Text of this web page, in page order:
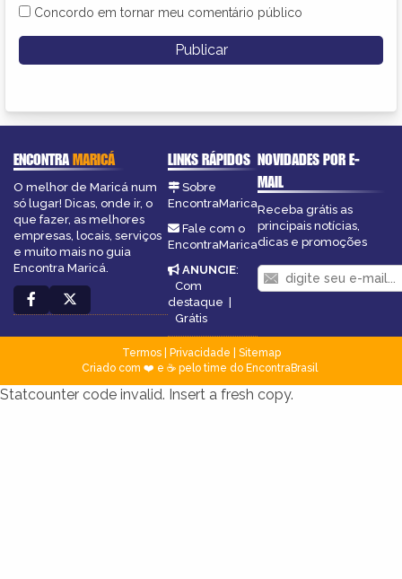
Concordo em tornar meu comentário público
ENCONTRAMARICÁ
O melhor de Maricá num
só lugar! Dicas, onde ir, o
que fazer, as melhores
empresas, locais, serviços
e muito mais no guia
Encontra Maricá.
LINKS RÁPIDOS
Sobre
EncontraMarica
Fale com o
EncontraMarica
ANUNCIE:
Com
destaque
Grátis
NOVIDADES POR E-
MAIL
Receba grátis as
principais notícias,
dicas e promoções
Termos| Privacidade
Sitemap
Criado com ❤️ e ☕ pelo time do EncontraBrasil
Statcounter code invalid. Insert a fresh copy.